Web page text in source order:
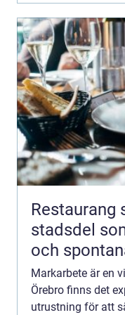
Restaurang
stadsdel
och
Markarbete är en
Örebro finns det
utrustning för att